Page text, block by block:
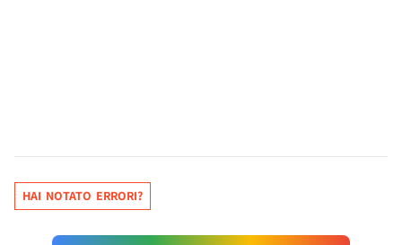
HAI NOTATO ERRORI?